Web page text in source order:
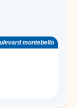
montebello